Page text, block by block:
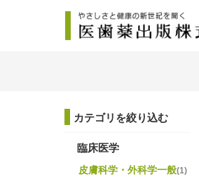
カテゴリを絞り込む
臨床医学
皮膚科学・外科学一般(1)